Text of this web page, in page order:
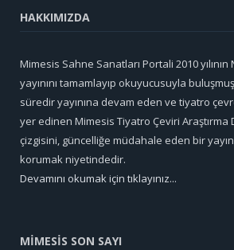
HAKKIMIZDA
Mimesis Sahne Sanatları Portali 2010
yayınını tamamlayıp okuyucusuyla
süredir yayınına devam eden ve tiyatro
yer edinen Mimesis Tiyatro Çeviri Araştırma
çizgisini, güncelliğe müdahale eden bir
korumak niyetindedir.
Devamını okumak için tıklayınız...
MİMESİS SON SAYI